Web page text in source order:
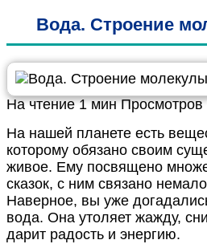
Вода. Строение
На чтение1 мин Просмотров
На нашей планете есть
которому обязано своим
живое. Ему посвящено
сказок, с ним связано
Наверное, вы уже
вода. Она утоляет жажду,
дарит радость и энергию.